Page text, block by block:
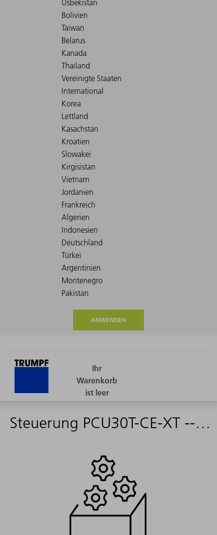
ANWENDEN
Steuerung PCU30T-CE-XT --> 2521993